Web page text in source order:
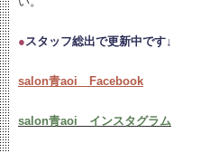
●スタッフ総出で更新中です↓
salon青aoi Facebook
salon青aoi インスタグラム